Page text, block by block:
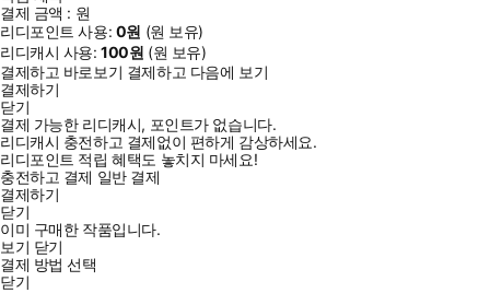
결제 금액 : 원
리디포인트 사용: 0원 (원 보유)
리디캐시 사용:100원 (원 보유)
결제하고 바로보기 결제하고 다음에 보기
결제하기
닫기
결제 가능한 리디캐시, 포인트가 없습니다.
리디캐시 충전하고 결제없이 편하게 감상하세요.
리디포인트 적립 혜택도 놓치지 마세요!
충전하고 결제 일반 결제
결제하기
닫기
이미 구매한 작품입니다.
보기 닫기
결제 방법 선택
닫기